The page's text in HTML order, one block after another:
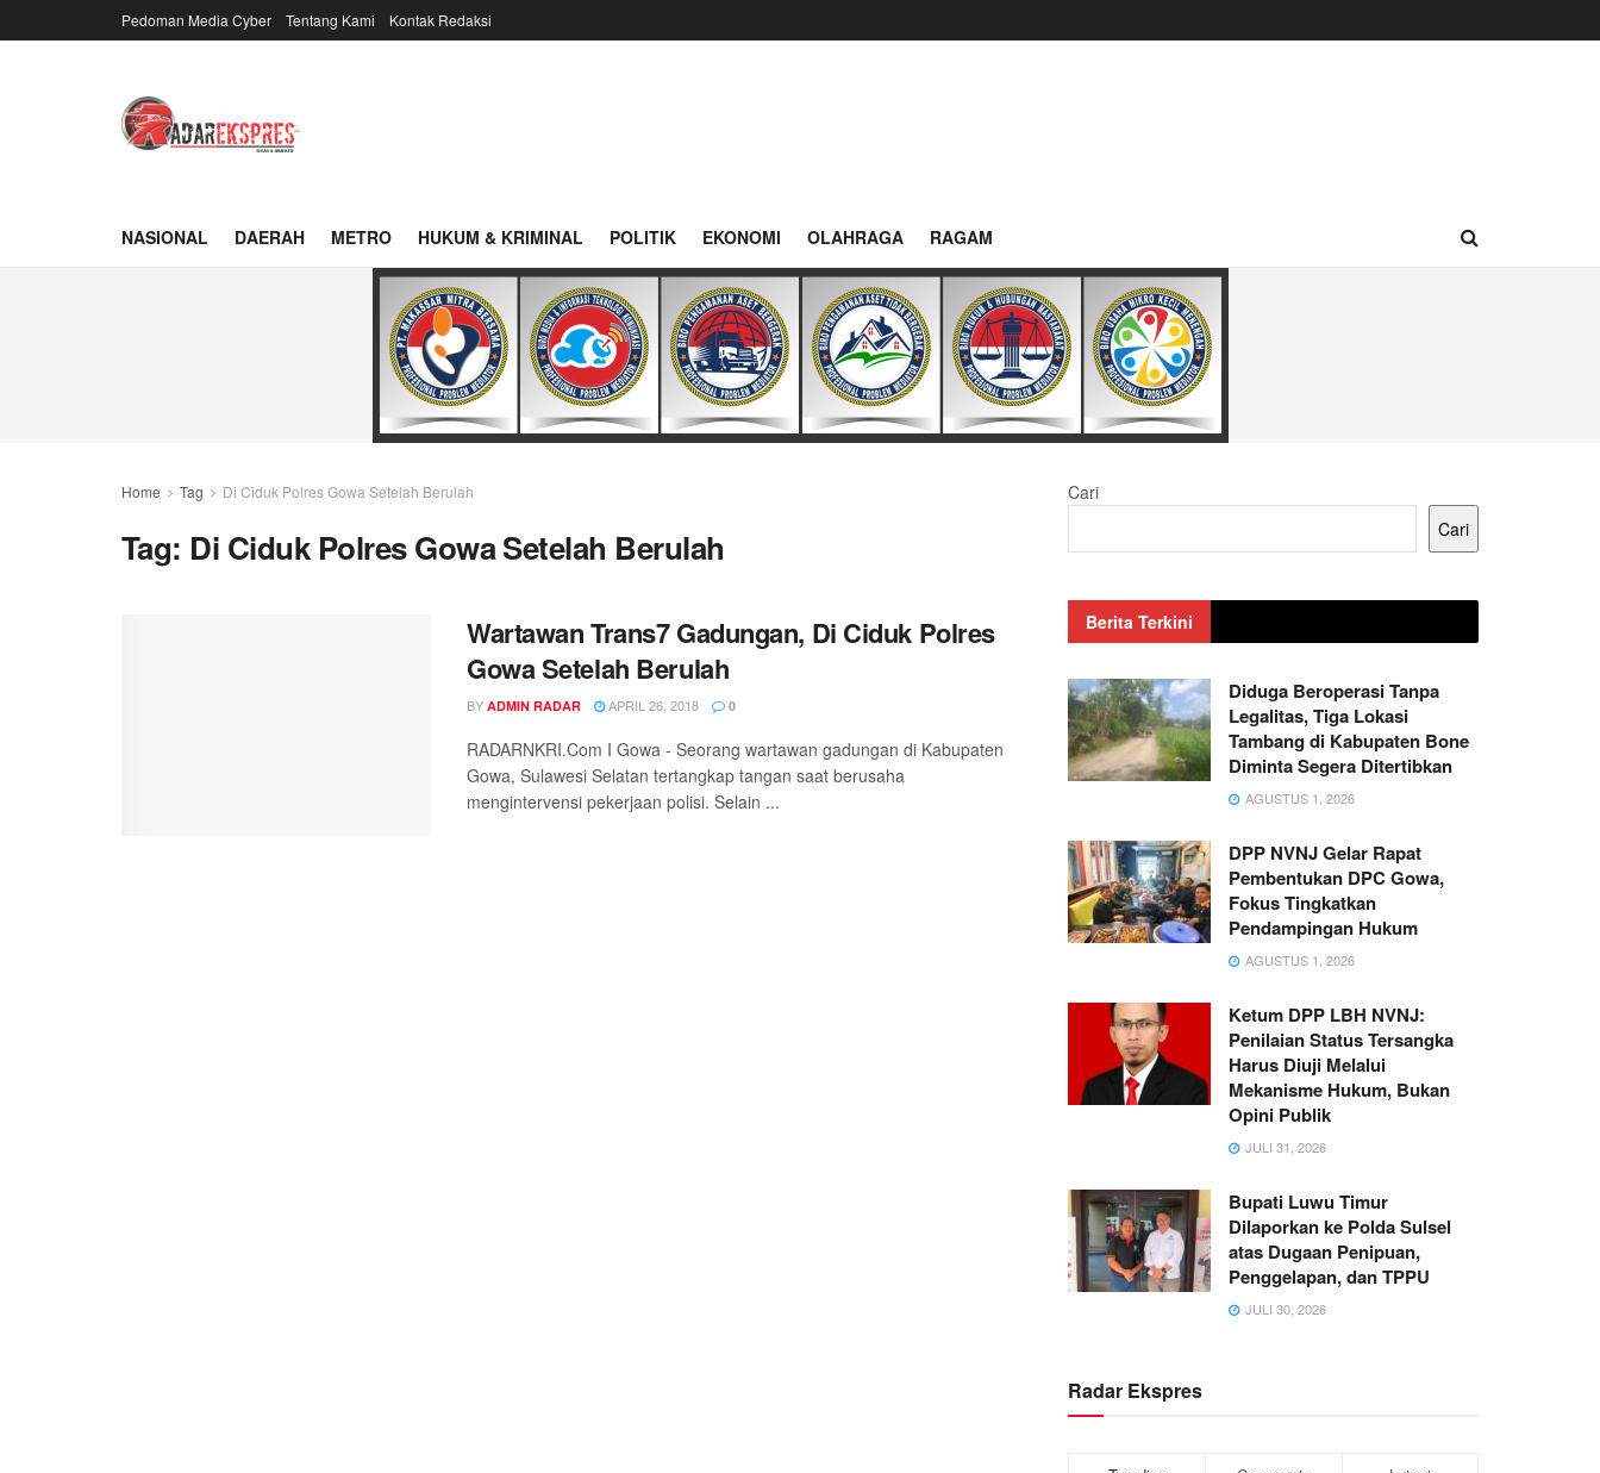
Pedoman Media Cyber Tentang Kami Kontak Redaksi
NASIONAL DAERAH METRO HUKUM & KRIMINAL POLITIK EKONOMI OLAHRAGA RAGAM
Home Tag Di Ciduk Polres Gowa Setelah Berulah
Tag: Di Ciduk Polres Gowa Setelah Berulah
Wartawan Trans7 Gadungan, Di Ciduk Polres
Gowa Setelah Berulah
BY ADMIN RADAR APRIL 26, 2018 0
RADARNKRI.Com I Gowa - Seorang wartawan gadungan di Kabupaten
Gowa, Sulawesi Selatan tertangkap tangan saat berusaha
mengintervensi pekerjaan polisi. Selain ...
Cari
Cari
Berita Terkini
Diduga Beroperasi Tanpa
Legalitas, Tiga Lokasi
Tambang di Kabupaten Bone
Diminta Segera Ditertibkan
AGUSTUS 1, 2026
DPP NVNJ Gelar Rapat
Pembentukan DPC Gowa,
Fokus Tingkatkan
Pendampingan Hukum
AGUSTUS 1, 2026
Ketum DPP LBH NVNJ:
Penilaian Status Tersangka
Harus Diuji Melalui
Mekanisme Hukum, Bukan
Opini Publik
JULI 31, 2026
Bupati Luwu Timur
Dilaporkan ke Polda Sulsel
atas Dugaan Penipuan,
Penggelapan, dan TPPU
JULI 30, 2026
Radar Ekspres